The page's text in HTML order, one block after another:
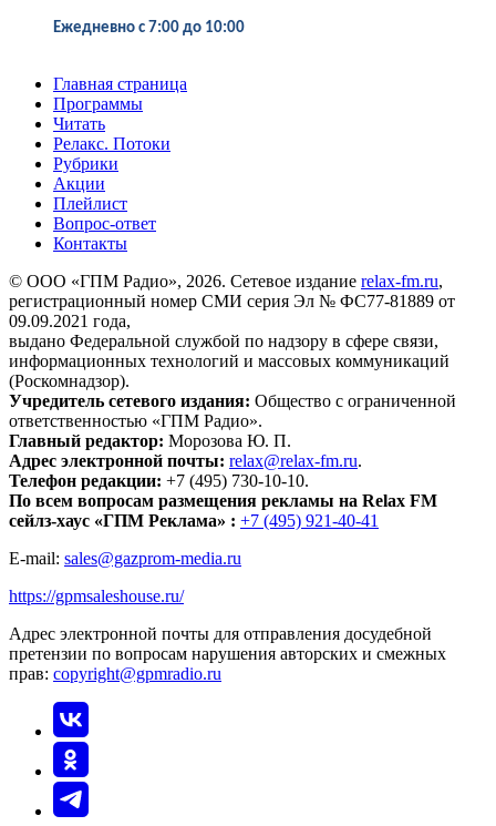
Ежедневно с 7:00 до 10:00
Главная страница
Программы
Читать
Релакс. Потоки
Рубрики
Акции
Плейлист
Вопрос-ответ
Контакты
© ООО «ГПМ Радио», 2026. Сетевое издание relax-fm.ru,
регистрационный номер СМИ серия Эл № ФС77-81889 от
09.09.2021 года,
выдано Федеральной службой по надзору в сфере связи,
информационных технологий и массовых коммуникаций
(Роскомнадзор).
Учредитель сетевого издания: Общество с ограниченной
ответственностью «ГПМ Радио».
Главный редактор: Морозова Ю. П.
Адрес электронной почты: relax@relax-fm.ru.
Телефон редакции: +7 (495) 730-10-10.
По всем вопросам размещения рекламы на Relax FM
сейлз-хаус «ГПМ Реклама» : +7 (495) 921-40-41
E-mail: sales@gazprom-media.ru
https://gpmsaleshouse.ru/
Адрес электронной почты для отправления досудебной
претензии по вопросам нарушения авторских и смежных
прав: copyright@gpmradio.ru